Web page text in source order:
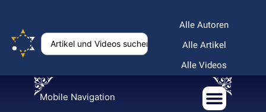
Alle Autoren
Alle Artikel
Alle Videos
Mobile Navigation